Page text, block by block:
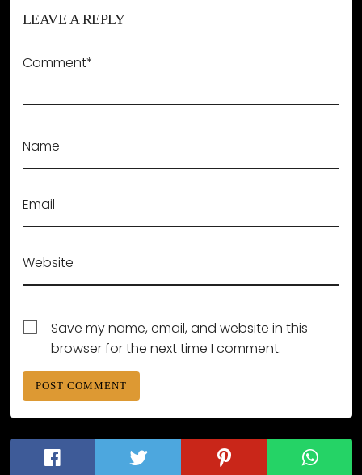
LEAVE A REPLY
Comment*
Name
Email
Website
Save my name, email, and website in this
browser for the next time I comment.